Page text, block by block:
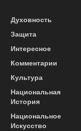
Духовность
Защита
Интересное
Комментарии
Культура
Национальная
История
Национальное
Искусство